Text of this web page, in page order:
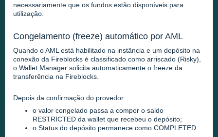
necessariamente que os fundos estão disponíveis para
utilização.
Congelamento (freeze) automático por AML
Quando o AML está habilitado na instância e um depósito na
conexão da Fireblocks é classificado como arriscado (Risky),
o Wallet Manager solicita automaticamente o freeze da
transferência na Fireblocks.
Depois da confirmação do provedor:
o valor congelado passa a compor o saldo
RESTRICTED da wallet que recebeu o depósito;
o Status do depósito permanece como COMPLETED.